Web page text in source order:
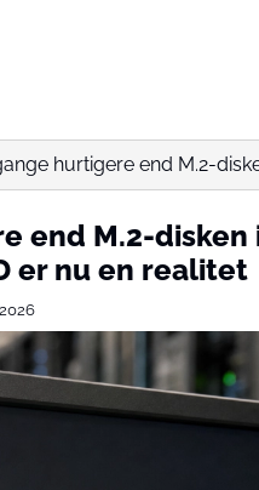
hurtigere end M.2-
end M.2-disken
er nu en realitet